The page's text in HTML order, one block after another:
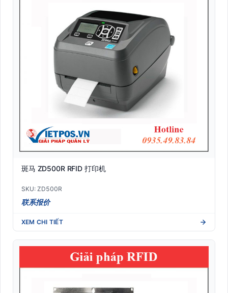
斑马 ZD500R RFID 打印机
SKU: ZD500R
联系报价
XEM CHI TIẾT